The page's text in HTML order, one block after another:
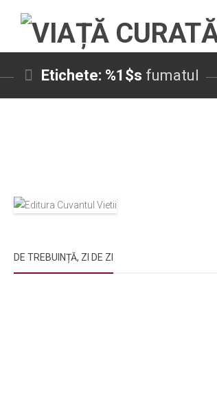
Etichete: %1$s fumatul
DE TREBUINȚĂ, ZI DE ZI